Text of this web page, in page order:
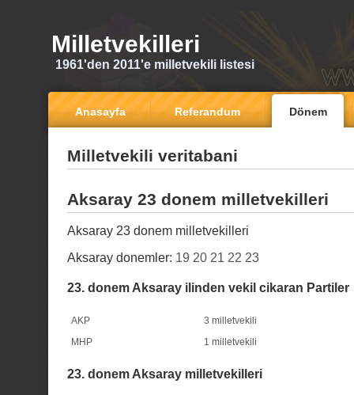
Milletvekilleri
1961'den 2011'e milletvekili listesi
Anasayfa Referandum Dönem
Milletvekili veritabani
Aksaray 23 donem milletvekilleri
Aksaray 23 donem milletvekilleri
Aksaray donemler: 19 20 21 22 23
23. donem Aksaray ilinden vekil cikaran Partiler
AKP
3 milletvekili
MHP
1 milletvekili
23. donem Aksaray milletvekilleri